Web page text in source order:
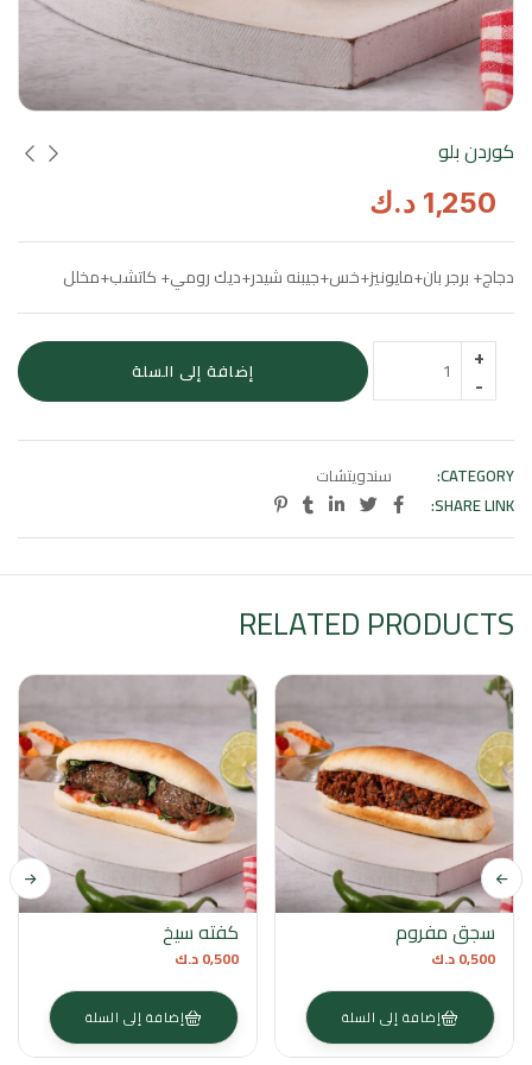
كوردن بلو
1,250 د.ك
دجاج+ برجر بان+مايونيز+خس+جيبنه شيدر+ديك رومي+ كاتشب+مخلل
إضافة إلى السلة
CATEGORY:
سندويتشات
SHARE LINK:
RELATED PRODUCTS
سجق مفروم
0,500د.ك
إضافة إلى السلة
كفته سيخ
0,500د.ك
إضافة إلى السلة